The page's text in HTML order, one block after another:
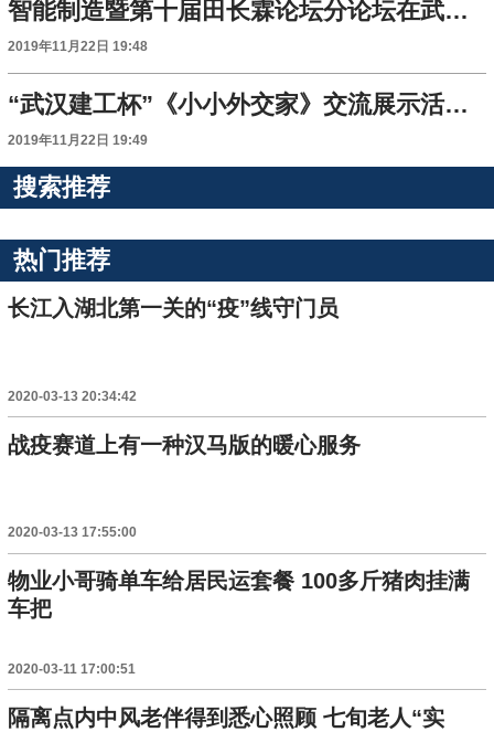
智能制造暨第十届田长霖论坛分论坛在武汉召开
2019年11月22日 19:48
“武汉建工杯”《小小外交家》交流展示活动启幕
2019年11月22日 19:49
搜索推荐
热门推荐
长江入湖北第一关的“疫”线守门员
2020-03-13 20:34:42
战疫赛道上有一种汉马版的暖心服务
2020-03-13 17:55:00
物业小哥骑单车给居民运套餐 100多斤猪肉挂满
车把
2020-03-11 17:00:51
隔离点内中风老伴得到悉心照顾 七旬老人“实